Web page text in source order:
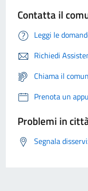
Contatta il
Leggi le
Richiedi
Chiama il
Prenota un
Problemi in
Segnala